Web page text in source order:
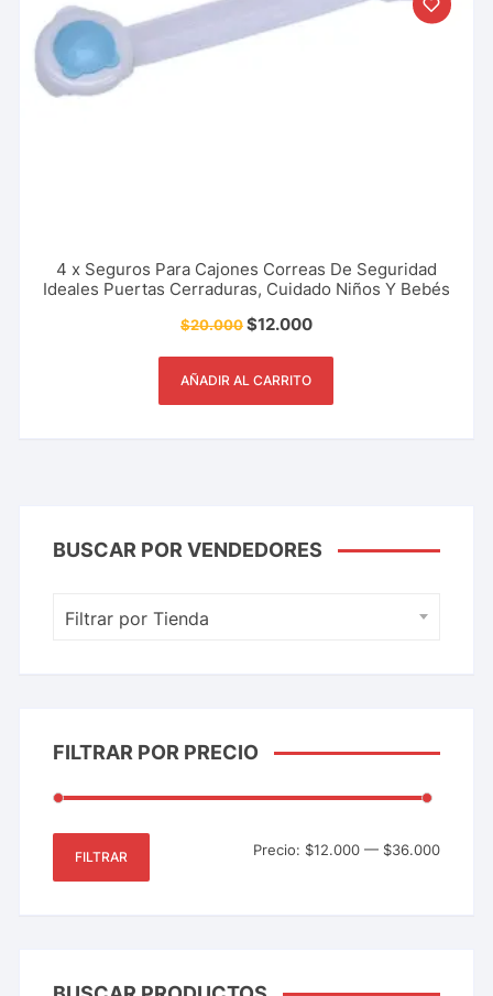
4 x Seguros Para Cajones Correas De Seguridad
Ideales Puertas Cerraduras, Cuidado Niños Y Bebés
$20.000$12.000
AÑADIR AL CARRITO
BUSCAR POR VENDEDORES
Filtrar por Tienda
FILTRAR POR PRECIO
FILTRAR Precio: $12.000— $36.000